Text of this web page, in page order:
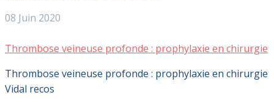
08 Juin 2020
Thrombose veineuse profonde : prophylaxie en chirurgie
Thrombose veineuse profonde : prophylaxie en chirurgie
Vidal recos